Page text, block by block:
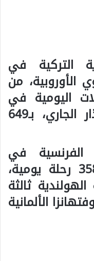
التركية في
الأوروبية، من
اليومية في
الفترة 8 و14 مارس/ آذار الجاري، بـ649
في
المرتبة الثانية، بمعدل 358 رحلة يومية،
ثالثة
الألمانية